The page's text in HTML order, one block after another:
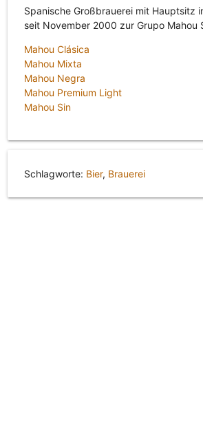
Spanische Großbrauerei mit Hauptsitz
seit November 2000 zur Grupo Mahou
Mahou Clásica
Mahou Mixta
Mahou Negra
Mahou Premium Light
Mahou Sin
Schlagworte: Bier, Brauerei